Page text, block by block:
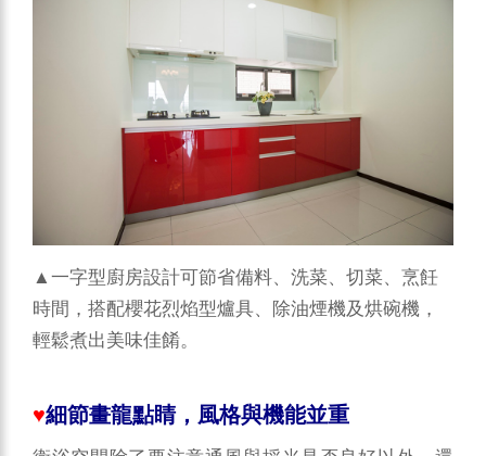
▲一字型廚房設計可節省備料、洗菜、切菜、烹飪
時間，搭配櫻花烈焰型爐具、除油煙機及烘碗機，
輕鬆煮出美味佳餚。
♥細節畫龍點睛，風格與機能並重